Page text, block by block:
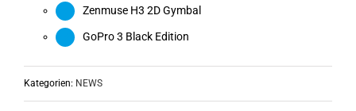
Zenmuse H3 2D Gymbal
GoPro 3 Black Edition
Kategorien: NEWS